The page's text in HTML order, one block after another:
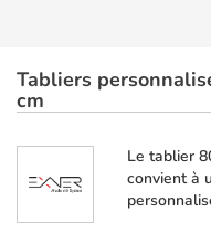
Tabliers personnalisés - 10020 - Tablier 80 x 45
cm
Le tablier
convient à